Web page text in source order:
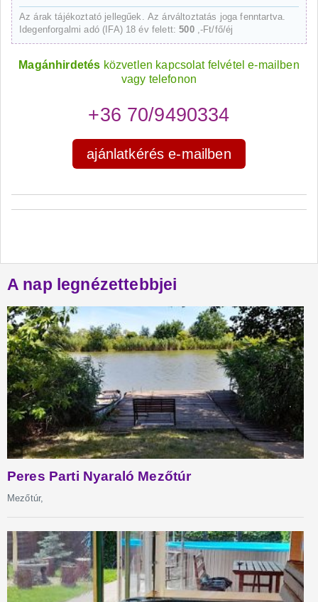
Az árak tájékoztató jellegűek. Az árváltoztatás joga fenntartva.
Idegenforgalmi adó (IFA) 18 év felett:500 ,-Ft/fő/éj
Magánhirdetés közvetlen kapcsolat felvétel e-mailben
vagy telefonon
+36 70/9490334
ajánlatkérés e-mailben
A nap legnézettebbjei